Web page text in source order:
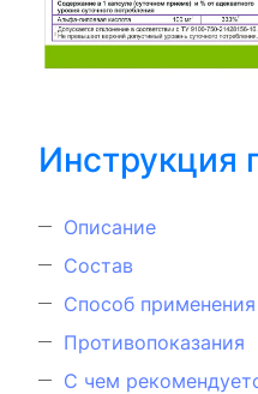
Инструкция
Описание
Состав
Способ применения
Противопоказания
С чем